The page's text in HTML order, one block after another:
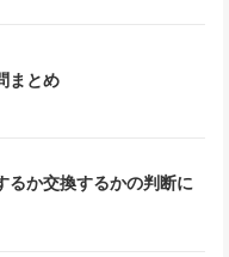
まとめ
るか交換するかの判断に